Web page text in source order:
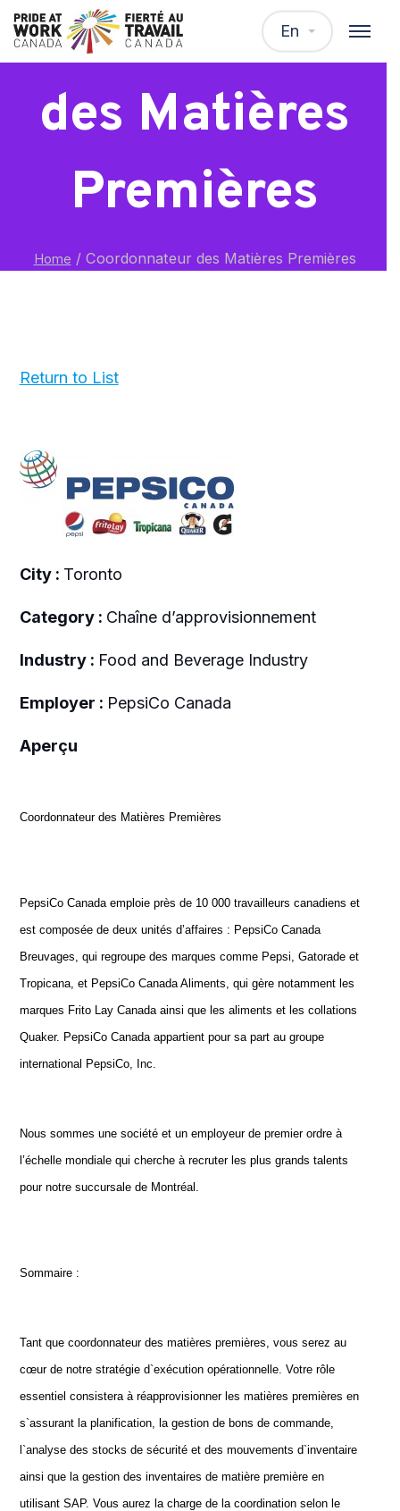
En
Coordonnateur
des Matières
Premières
Home /Coordonnateur des Matières Premières
Return to List
City : Toronto
Category : Chaîne d’approvisionnement
Industry : Food and Beverage Industry
Employer : PepsiCo Canada
Aperçu
Coordonnateur des Matières Premières
PepsiCo Canada emploie près de 10 000 travailleurs canadiens et
est composée de deux unités d’affaires : PepsiCo Canada
Breuvages, qui regroupe des marques comme Pepsi, Gatorade et
Tropicana, et PepsiCo Canada Aliments, qui gère notamment les
marques Frito Lay Canada ainsi que les aliments et les collations
Quaker. PepsiCo Canada appartient pour sa part au groupe
international PepsiCo, Inc.
Nous sommes une société et un employeur de premier ordre à
l’échelle mondiale qui cherche à recruter les plus grands talents
pour notre succursale de Montréal.
Sommaire :
Tant que coordonnateur des matières premières, vous serez au
cœur de notre stratégie d`exécution opérationnelle. Votre rôle
essentiel consistera à réapprovisionner les matières premières en
s`assurant la planification, la gestion de bons de commande,
l`analyse des stocks de sécurité et des mouvements d`inventaire
ainsi que la gestion des inventaires de matière première en
utilisant SAP. Vous aurez la charge de la coordination selon le